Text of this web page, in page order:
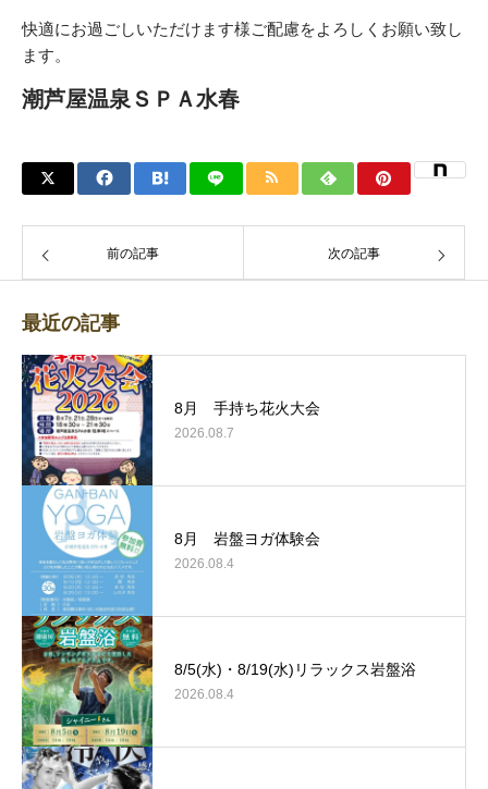
快適にお過ごしいただけます様ご配慮をよろしくお願い致し
ます。
潮芦屋温泉ＳＰＡ水春
前の記事 次の記事
最近の記事
8月 手持ち花火大会
2026.08.7
8月 岩盤ヨガ体験会
2026.08.4
8/5(水)・8/19(水)リラックス岩盤浴
2026.08.4